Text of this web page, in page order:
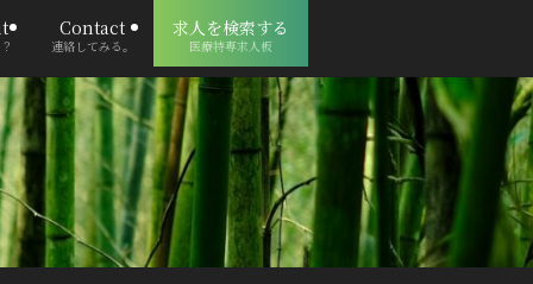
Contact
連絡してみる。
求人を検索する
医療特専求人板